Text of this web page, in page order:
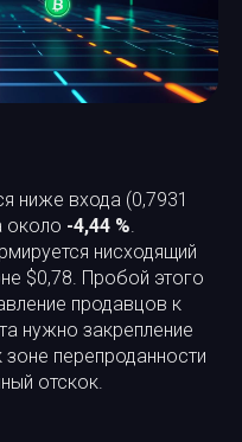
ниже входа (0,7931
около -4,44 %
нисходящий
$0,78. Пробой этого
продавцов к
нужно закрепление
перепроданности
отскок.